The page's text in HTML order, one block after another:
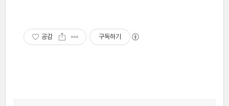
공감 구독하기